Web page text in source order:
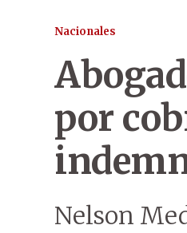
Nacionales
por
Nelson